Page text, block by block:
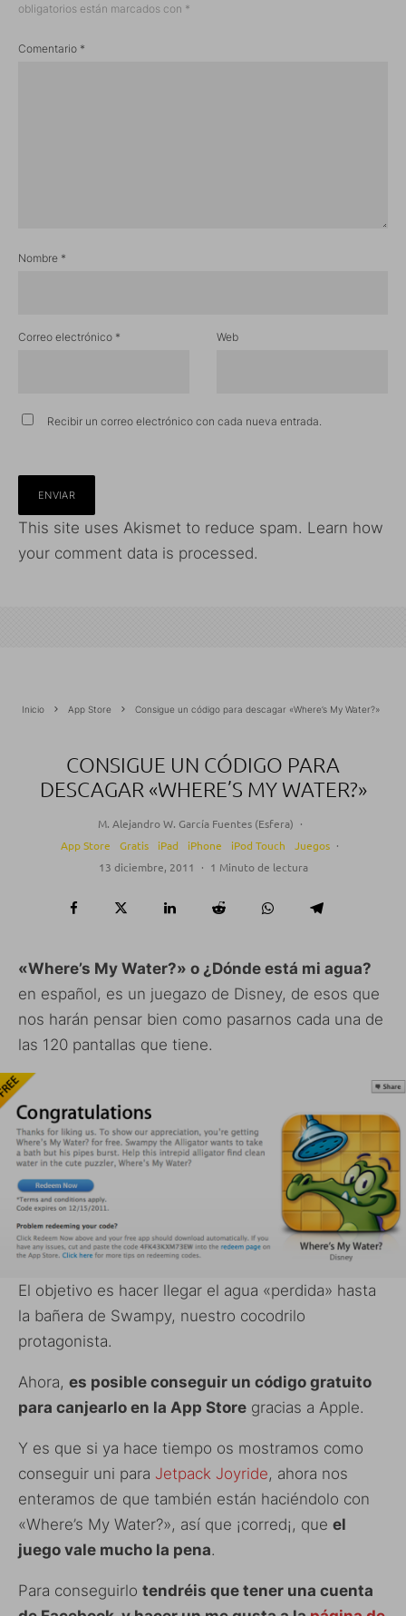
obligatorios están marcados con *
Comentario *
Nombre *
Correo electrónico * Web
Recibir un correo electrónico con cada nueva entrada.
This site uses Akismet to reduce spam. Learn how
your comment data is processed.
Inicio App Store Consigue un código para descagar «Where’s My Water?»
CONSIGUE UN CÓDIGO PARA
DESCAGAR «WHERE’S MY WATER?»
M. Alejandro W. García Fuentes (Esfera) ·
App Store
Gratis iPad iPhone iPod Touch Juegos ·
13 diciembre, 2011
· 1 Minuto de lectura
«Where’s My Water?» o ¿Dónde está mi agua?
en español, es un juegazo de Disney, de esos que
nos harán pensar bien como pasarnos cada una de
las 120 pantallas que tiene.
El objetivo es hacer llegar el agua «perdida» hasta
la bañera de Swampy, nuestro cocodrilo
protagonista.
Ahora, es posible conseguir un código gratuito
para canjearlo en la App Store gracias a Apple.
Y es que si ya hace tiempo os mostramos como
conseguir uni para Jetpack Joyride, ahora nos
enteramos de que también están haciéndolo con
«Where’s My Water?», así que ¡corred¡, que el
juego vale mucho la pena.
Para conseguirlo tendréis que tener una cuenta